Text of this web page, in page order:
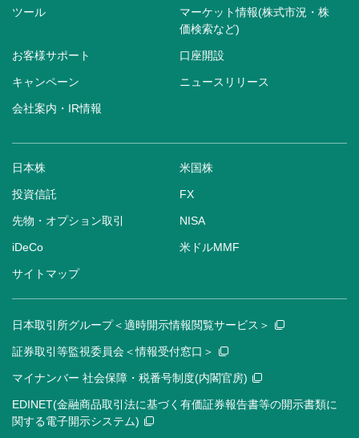
ツール
マーケット情報(株式市況・株
価検索など)
お客様サポート 口座開設
キャンペーン ニュースリリース
会社案内・IR情報
日本株 米国株
投資信託 FX
先物・オプション取引 NISA
iDeCo 米ドルMMF
サイトマップ
日本取引所グループ＜適時開示情報閲覧サービス＞
証券取引等監視委員会＜情報受付窓口＞
マイナンバー 社会保障・税番号制度(内閣官房)
EDINET(金融商品取引法に基づく有価証券報告書等の開示書類に
関する電子開示システム)